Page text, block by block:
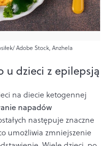
Adobe Stock, Anzhela
u dzieci z epilepsją
na diecie ketogennej
napadów
następuje znaczne
umożliwia zmniejszenie